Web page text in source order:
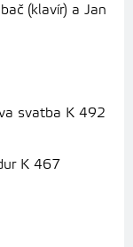
(klavír) a Jan
svatba K 492
K 467